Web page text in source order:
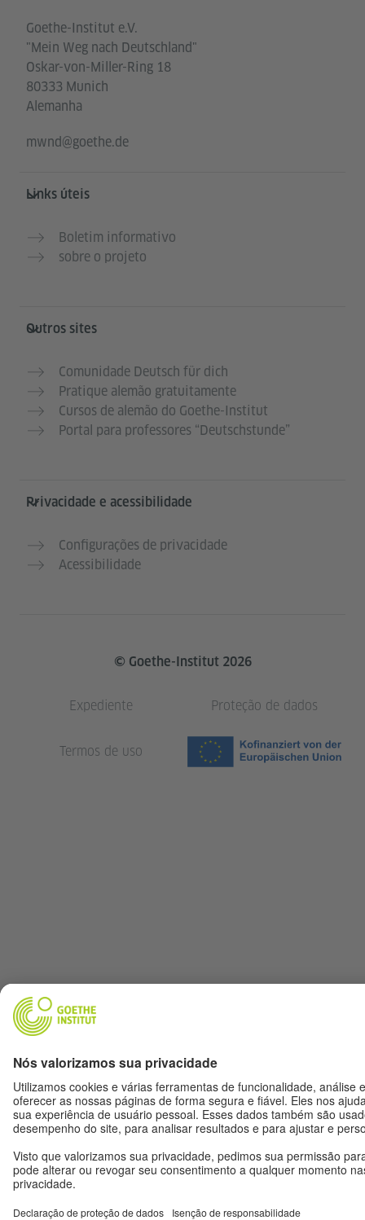
Goethe-Institut e.V.
"Mein Weg nach Deutschland"
Oskar-von-Miller-Ring 18
80333 Munich
Alemanha
mwnd@goethe.de
Links úteis
Boletim informativo
sobre o projeto
Outros sites
Comunidade Deutsch für dich
Pratique alemão gratuitamente
Cursos de alemão do Goethe-Institut
Portal para professores “Deutschstunde”
Privacidade e acessibilidade
Configurações de privacidade
Acessibilidade
© Goethe-Institut 2026
Expediente Proteção de dados
Termos de uso